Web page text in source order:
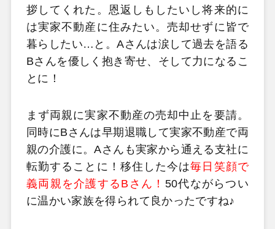
拶してくれた。恩返しもしたいし将来的に
は実家不動産に住みたい。売却せずに皆で
暮らしたい…と。Aさんは涙して過去を語る
Bさんを優しく抱き寄せ、そして力になるこ
とに！
まず両親に実家不動産の売却中止を要請。
同時にBさんは早期退職して実家不動産で両
親の介護に。Aさんも実家から通える支社に
転勤することに！移住した今は毎日笑顔で
義両親を介護するBさん！ 50代ながらつい
に温かい家族を得られて良かったですね♪